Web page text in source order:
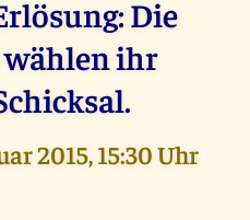
Die
wählen ihr
2015, 15:30 Uhr